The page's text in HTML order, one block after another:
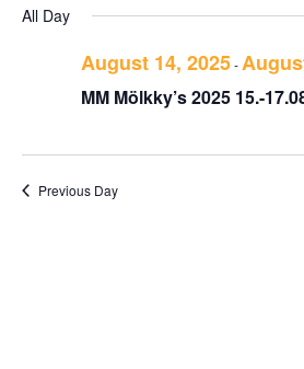
date.
All Day
August 14, 2025-
MM Mölkky’s 2025 15.-
Previous Day